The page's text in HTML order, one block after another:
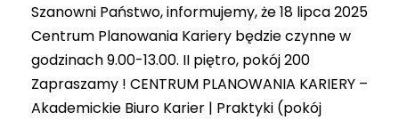
Szanowni Państwo, informujemy, że 18 lipca 2025
Centrum Planowania Kariery będzie czynne w
godzinach 9.00-13.00. II piętro, pokój 200
Zapraszamy ! CENTRUM PLANOWANIA KARIERY –
Akademickie Biuro Karier | Praktyki (pokój